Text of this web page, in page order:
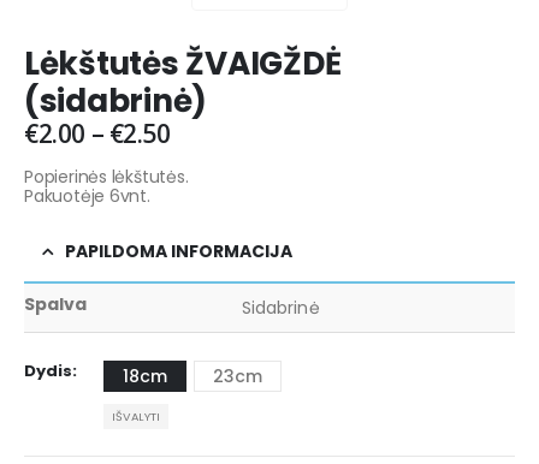
Lėkštutės ŽVAIGŽDĖ
(sidabrinė)
€2.00 – €2.50
Popierinės lėkštutės.
Pakuotėje 6vnt.
PAPILDOMA INFORMACIJA
Spalva Sidabrinė
Dydis 18cm 23cm
IŠVALYTI